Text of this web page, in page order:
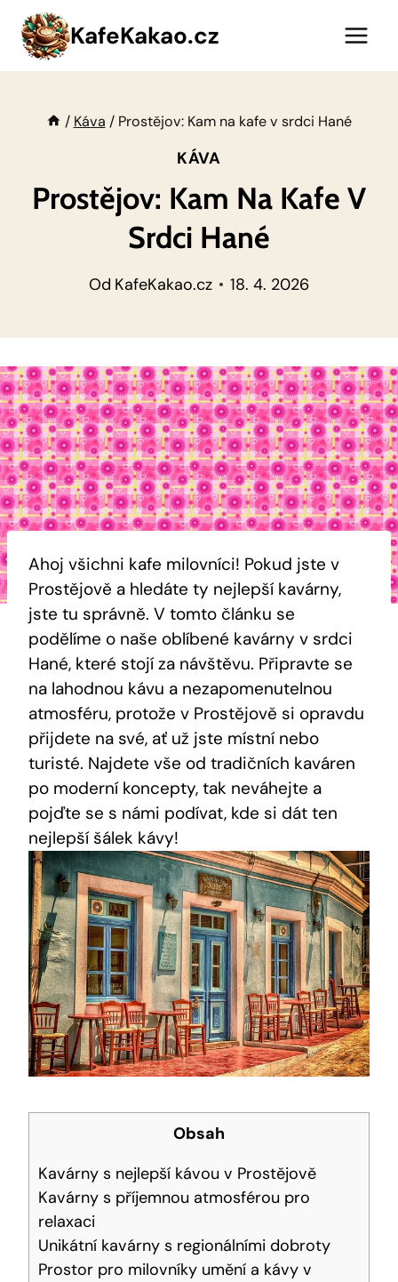
Přeskočit
obsah
KafeKakao.cz
/ Káva / Prostějov: Kam na kafe v srdci Hané
KÁVA
Prostějov: Kam Na Kafe V
Srdci Hané
Od KafeKakao.cz 18. 4. 2026
Ahoj všichni kafe milovníci! Pokud jste v
Prostějově a hledáte ty nejlepší kavárny,
jste tu správně. V tomto článku se
podělíme o naše oblíbené kavárny v srdci
Hané, které stojí za návštěvu. Připravte se
na lahodnou kávu a nezapomenutelnou
atmosféru, protože v Prostějově si opravdu
přijdete na své, ať už jste místní nebo
turisté. Najdete vše od tradičních kaváren
po moderní koncepty, tak neváhejte a
pojďte se s námi podívat, kde si dát ten
nejlepší šálek kávy!
Obsah
Kavárny s nejlepší kávou v Prostějově
Kavárny s příjemnou atmosférou pro
relaxaci
Unikátní kavárny s regionálními dobroty
Prostor pro milovníky umění a kávy v